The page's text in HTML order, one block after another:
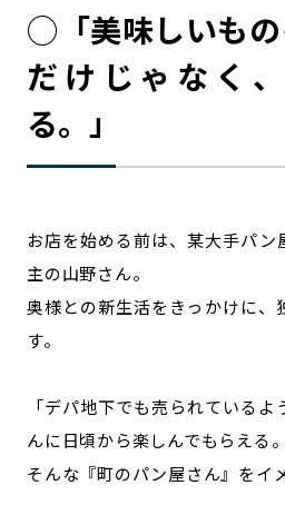
◯「美味しいも
だけじゃなく
る。」
お店を始める前は、某大手パン
主の山野さん。
奥様との新生活をきっかけに、
す。
「デパ地下でも売られている
んに日頃から楽しんでもらえる。
そんな『町のパン屋さん』をイ